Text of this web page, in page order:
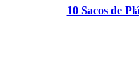
10 Sacos de